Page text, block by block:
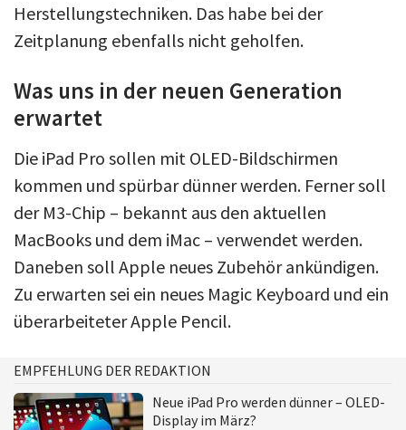
Herstellungstechniken. Das habe bei der
Zeitplanung ebenfalls nicht geholfen.
Was uns in der neuen Generation
erwartet
Die iPad Pro sollen mit OLED-Bildschirmen
kommen und spürbar dünner werden. Ferner soll
der M3-Chip – bekannt aus den aktuellen
MacBooks und dem iMac – verwendet werden.
Daneben soll Apple neues Zubehör ankündigen.
Zu erwarten sei ein neues Magic Keyboard und ein
überarbeiteter Apple Pencil.
EMPFEHLUNG DER REDAKTION
Neue iPad Pro werden dünner – OLED-
Display im März?